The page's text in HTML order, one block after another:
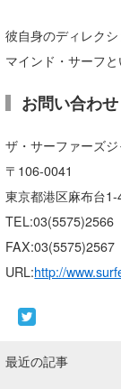
彼自身のディレクシ
マインド・サーフと
お問い合わせ
ザ・サーファーズ
〒106-0041
東京都港区麻布台1-
TEL:03(5575)2566
FAX:03(5575)2567
URL:http://
最近の記事